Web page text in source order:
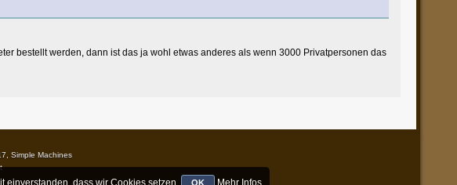
bestellt werden, dann ist das ja wohl etwas anderes als wenn 3000 Privatpersonen das
Simple Machines
dass wir Cookies setzen. OK Mehr Infos